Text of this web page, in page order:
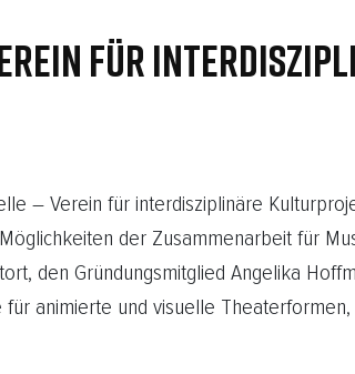
FÜR
– Verein für interdisziplinäre
der Zusammenarbeit für
den Gründungsmitglied Angelika
für animierte und visuelle